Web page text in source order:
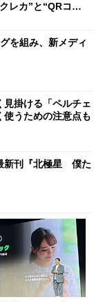
レカ”と“QRコー
を組み、新メディ
見掛ける「ペルチェ
うための注意点も
新刊『北極星 僕た